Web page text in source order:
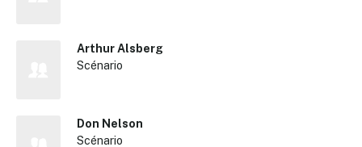
Arthur Alsberg
Scénario
Don Nelson
Scénario